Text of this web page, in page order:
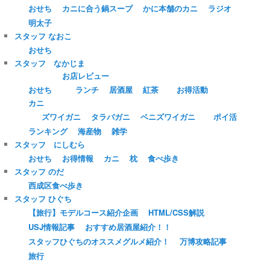
おせち
カニに合う鍋スープ かに本舗のカニ
ラジオ
明太子
スタッフ なおこ
おせち
スタッフ なかじま
おせち
お店レビュー
ランチ
居酒屋 紅茶
お得活動
カニ
ズワイガニ
タラバガニ ベニズワイガニ
ポイ活
ランキング
海産物
雑学
スタッフ にしむら
おせち
お得情報 カニ 枕
食べ歩き
スタッフ のだ
西成区食べ歩き
スタッフ ひぐち
【旅行】モデルコース紹介企画
HTML/CSS解説
USJ情報記事
おすすめ居酒屋紹介！！
スタッフひぐちのオススメグルメ紹介！
万博攻略記事
旅行